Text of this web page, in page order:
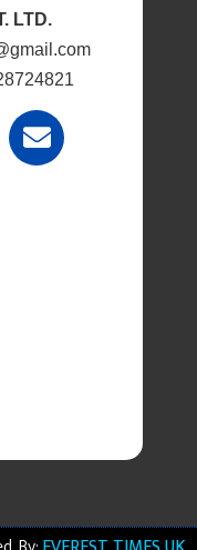
LTD.